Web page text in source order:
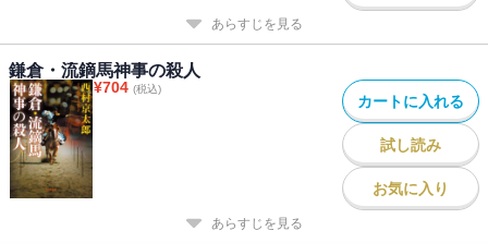
あらすじを見る
鎌倉・流鏑馬神事の殺人
¥704 (税込)
カートに入れる
試し読み
お気に入り
あらすじを見る